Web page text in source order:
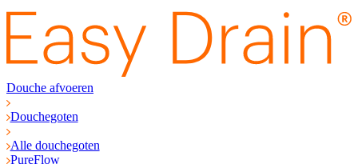
Douche afvoeren
Douchegoten
Alle douchegoten
PureFlow